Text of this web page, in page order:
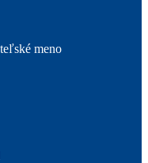
meno